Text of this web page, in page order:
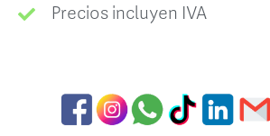
Precios incluyen IVA